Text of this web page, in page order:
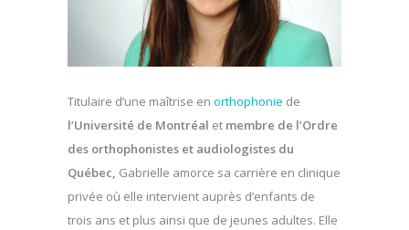
Titulaire d’une maîtrise en orthophonie de
l’Université de Montréal et membre de l’Ordre
des orthophonistes et audiologistes du
Québec, Gabrielle amorce sa carrière en clinique
privée où elle intervient auprès d’enfants de
trois ans et plus ainsi que de jeunes adultes. Elle